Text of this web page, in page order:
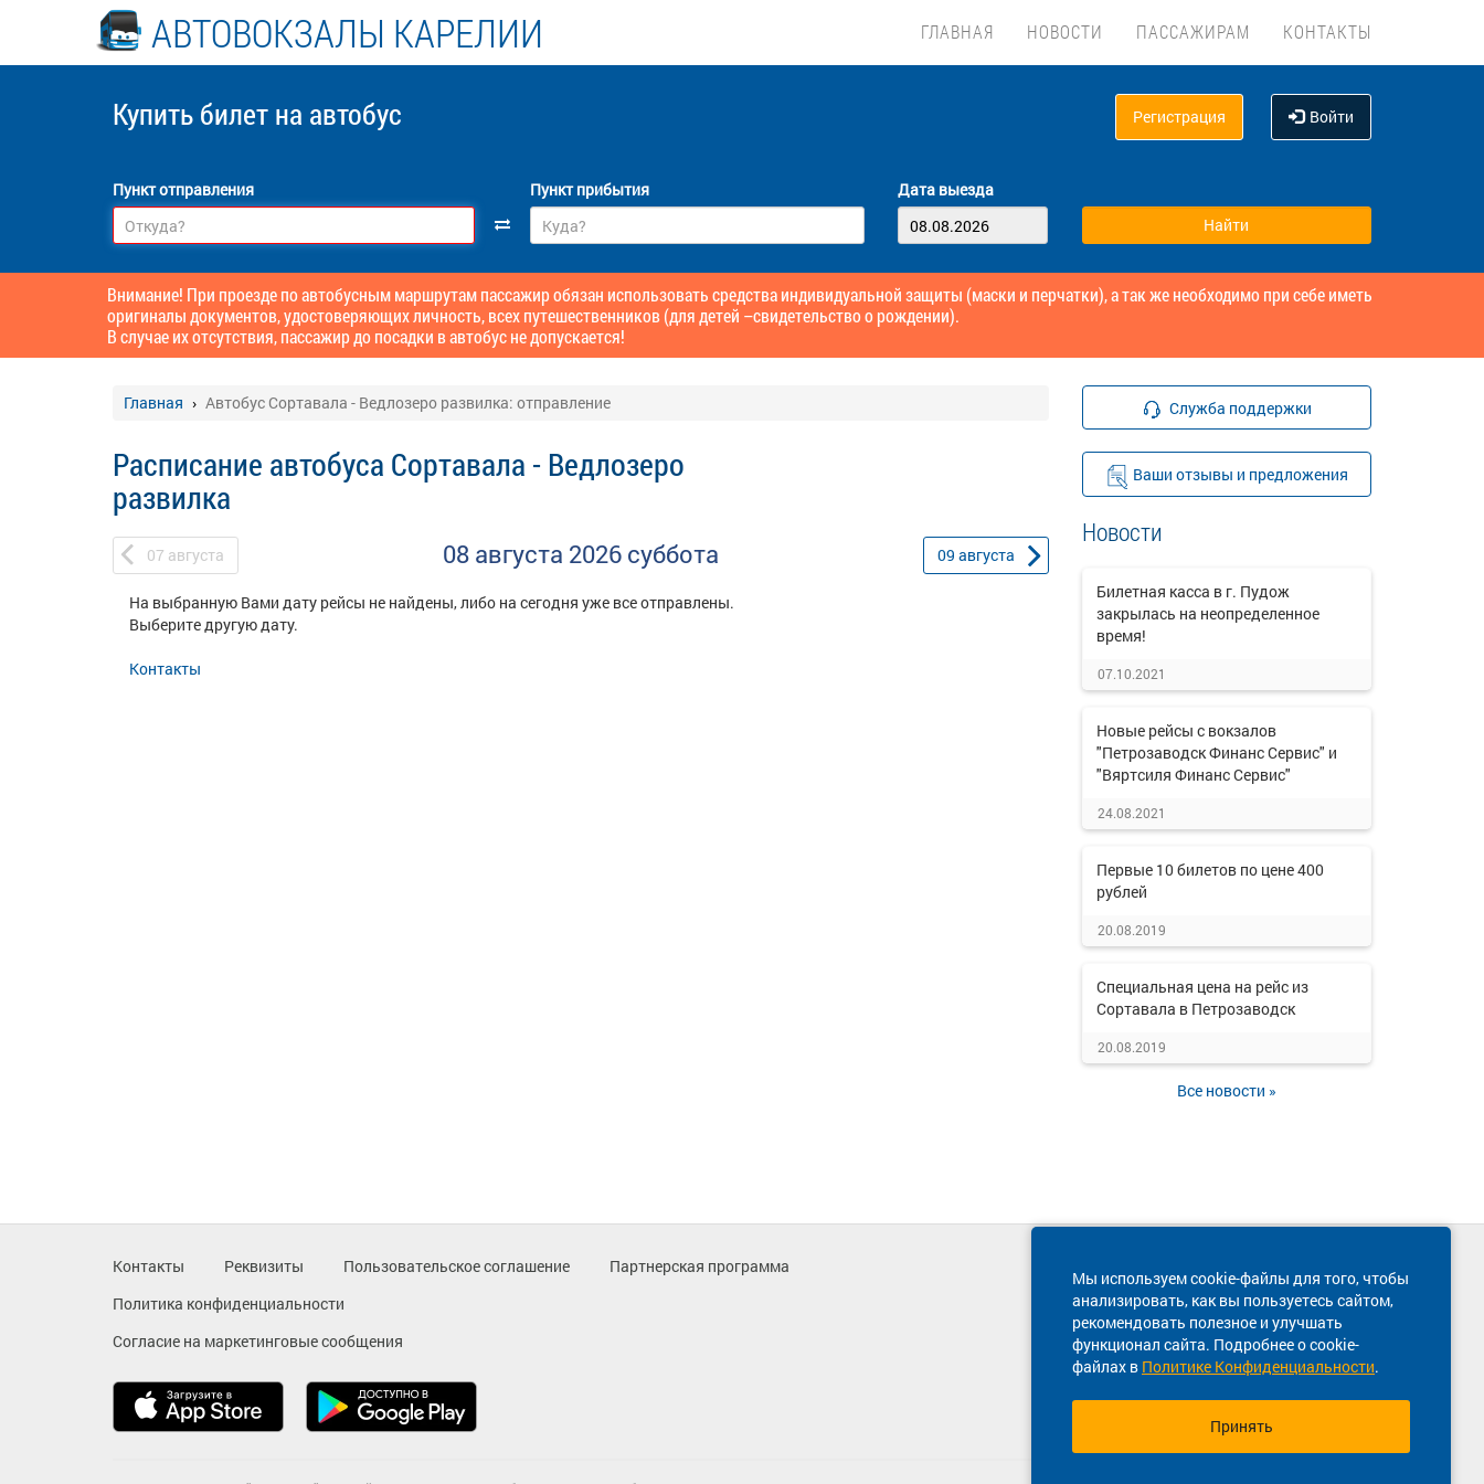
АВТОВОКЗАЛЫ КАРЕЛИИ ГЛАВНАЯ НОВОСТИ ПАССАЖИРАМ КОНТАКТЫ
Купить билет на автобус Регистрация Войти
Пункт отправления Пункт прибытия Дата выезда
Внимание! При проезде по автобусным маршрутам пассажир обязан использовать средства индивидуальной защиты (маски и перчатки), а так же необходимо при себе иметь
оригиналы документов, удостоверяющих личность, всех путешественников (для детей –свидетельство о рождении).
В случае их отсутствия, пассажир до посадки в автобус не допускается!
Главная Автобус Сортавала - Ведлозеро развилка: отправление
Расписание автобуса Сортавала - Ведлозеро
развилка
07 августа 08 августа 2026 суббота 09 августа
На выбранную Вами дату рейсы не найдены, либо на сегодня уже все отправлены.
Выберите другую дату.
Контакты
Служба поддержки
Ваши отзывы и предложения
Новости
Билетная касса в г. Пудож
закрылась на неопределенное
время!
07.10.2021
Новые рейсы с вокзалов
"Петрозаводск Финанс Сервис" и
"Вяртсиля Финанс Сервис"
24.08.2021
Первые 10 билетов по цене 400
рублей
20.08.2019
Специальная цена на рейс из
Сортавала в Петрозаводск
20.08.2019
Все новости »
Мы используем cookie-файлы для того, чтобы
анализировать, как вы пользуетесь сайтом,
рекомендовать полезное и улучшать
функционал сайта. Подробнее о cookie-
файлах в Политике Конфиденциальности.
Принять
Контакты Реквизиты Пользовательское соглашение
Партнерская программа
Политика конфиденциальности
Согласие на маркетинговые сообщения
Техническая поддержка сайта
8 800 600-03-38